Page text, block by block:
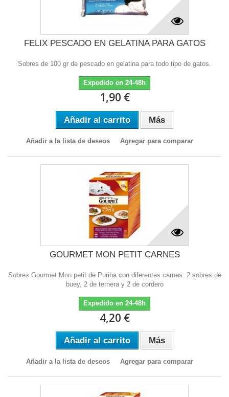
FELIX PESCADO EN GELATINA PARA GATOS
Sobres de 100 gr de pescado en gelatina para todo tipo de gatos.
Expedido en 24-48h
1,90 €
Añadir al carrito Más
Añadir a la lista de deseos Agregar para comparar
GOURMET MON PETIT CARNES
Sobres Gourmet Mon petit de Purina con diferentes carnes: 2 sobres de
buey, 2 de ternera y 2 de cordero
Expedido en 24-48h
4,20 €
Añadir al carrito Más
Añadir a la lista de deseos Agregar para comparar